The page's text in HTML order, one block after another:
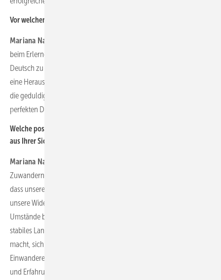
Vor welchen Herausforderungen stehen Sie noch?
Mariana Nahirna
beim Erlernen der deutschen Sprache. Abends nach der Arbeit
Deutsch zu lernen und gleichzeitig kleine Kinder zu erziehen, ist
eine Herausforderung. Ich bin jedoch dankbar für meine Kollegen,
die geduldig mit mir in meinem sich verbessernden, aber noch nicht
perfekten Deutsch kommunizieren.
Welche positiven Beiträge leisten Zugewanderte in Deutschland
aus Ihrer Sicht?
Mariana Nahirna
Zuwandernde nach Deutschland bringen können, so glaube ich,
dass unsere Anpassungsfähigkeit, unsere schnelle Lernfähigkeit und
unsere Widerstandsfähigkeit gegenüber Stress aufgrund äußerer
Umstände besonders wertvoll sind. Deutschland ist traditionell ein
stabiles Land, was es für die Menschen hier manchmal schwierig
macht, sich schnell an Veränderungen anzupassen. Wir als
Einwanderer bringen frische Perspektiven, Innovationsbereitschaft
und Erfahrungen aus anderen sich schnell verändernden und